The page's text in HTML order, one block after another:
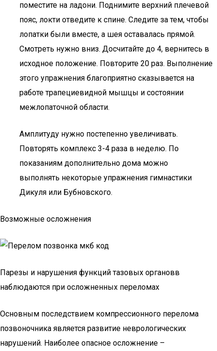
поместите на ладони. Поднимите верхний плечевой
пояс, локти отведите к спине. Следите за тем, чтобы
лопатки были вместе, а шея оставалась прямой.
Смотреть нужно вниз. Досчитайте до 4, вернитесь в
исходное положение. Повторите 20 раз. Выполнение
этого упражнения благоприятно сказывается на
работе трапециевидной мышцы и состоянии
межлопаточной области.
Амплитуду нужно постепенно увеличивать.
Повторять комплекс 3-4 раза в неделю. По
показаниям дополнительно дома можно
выполнять некоторые упражнения гимнастики
Дикуля или Бубновского.
Возможные осложнения
Парезы и нарушения функций тазовых органовв
наблюдаются при осложненных переломах
Основным последствием компрессионного перелома
позвоночника является развитие неврологических
нарушений. Наиболее опасное осложнение –